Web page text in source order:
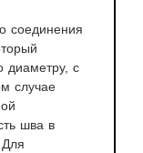
соединения
диаметру, с
случае
шва в